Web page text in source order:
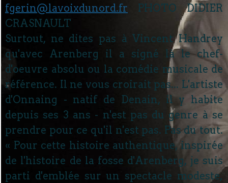
fgerin@lavoixdunord.fr PHOTO DIDIER
CRASNAULT
Surtout, ne dites pas à Vincent Handrey
qu'avec Arenberg il a signé là le chef-
d'oeuvre absolu ou la comédie musicale de
référence. Il ne vous croirait pas... L'artiste
d'Onnaing - natif de Denain, il y habite
depuis ses 3 ans - n'est pas du genre à se
prendre pour ce qu'il n'est pas. Pas du tout.
« Pour cette histoire authentique, inspirée
de l'histoire de la fosse d'Arenberg, je suis
parti d'emblée sur un spectacle modeste,